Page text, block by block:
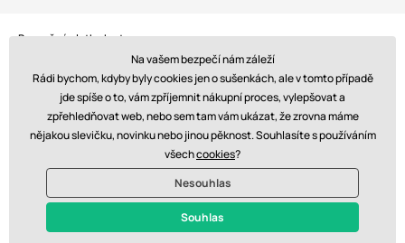
Bezpečná platba kartou:
Doprava:
© 2026 www.perfektnipradlo.cz. Technicky zajišťujeSimplia s.r.o.
Kč - CZ
Na vašem bezpečí nám záleží
Rádi bychom, kdyby byly cookies jen o sušenkách, ale v tomto případě
jde spíše o to, vám zpříjemnit nákupní proces, vylepšovat a
zpřehledňovat web, nebo sem tam vám ukázat, že zrovna máme
nějakou slevičku, novinku nebo jinou pěknost. Souhlasíte s používáním
všechcookies?
Nesouhlas
Souhlas